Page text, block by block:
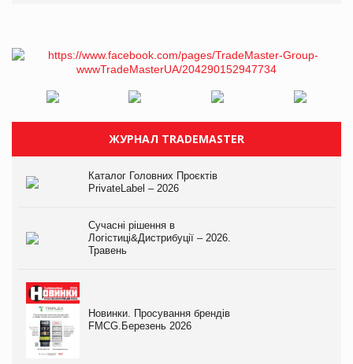
ЖУРНАЛ TRADEMASTER
Каталог Головних Проєктів
PrivateLabel – 2026
Сучасні рішення в
Логістиці&Дистрибуції – 2026.
Травень
Новинки. Просування брендів
FMCG.Березень 2026